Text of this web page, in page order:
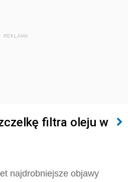
REKLAMA
filtra oleju w
najdrobniejsze objawy